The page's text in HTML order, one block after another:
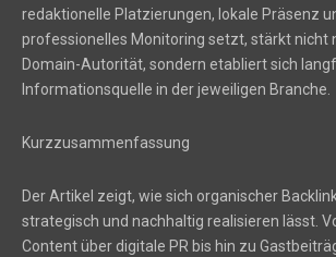
redaktionelle Platzierungen, lokale Präsenz
professionelles Monitoring setzt, stärkt nicht
Domain-Autorität, sondern etabliert sich
Informationsquelle in der jeweiligen Branche.
Kurzzusammenfassung
Der Artikel zeigt, wie sich organischer
strategisch und nachhaltig realisieren lässt.
Content über digitale PR bis hin zu